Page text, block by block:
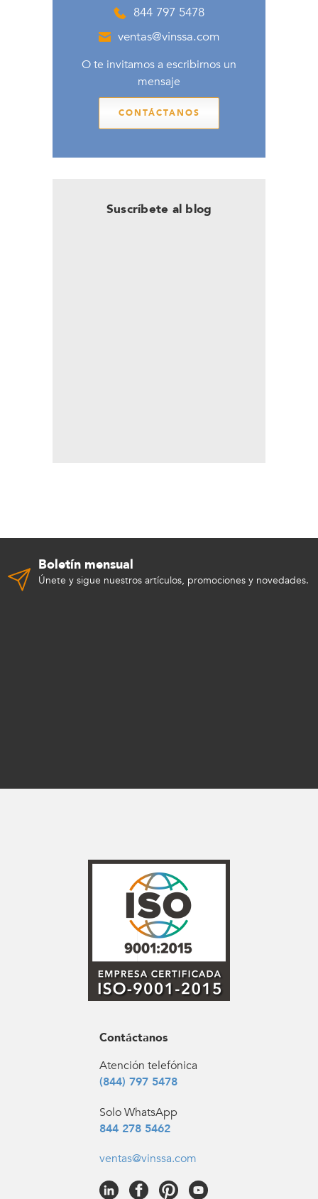
844 797 5478
ventas@vinssa.com
O te invitamos a escribirnos un
mensaje
CONTÁCTANOS
Suscríbete al blog
Boletín mensual
Únete y sigue nuestros artículos, promociones y novedades.
Contáctanos
Atención telefónica
(844) 797 5478
Solo WhatsApp
844 278 5462
ventas@vinssa.com